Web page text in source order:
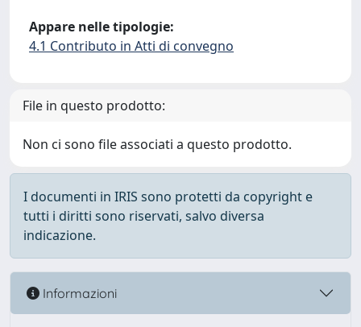
Appare nelle tipologie:
4.1 Contributo in Atti di convegno
File in questo prodotto:
Non ci sono file associati a questo prodotto.
I documenti in IRIS sono protetti da copyright e
tutti i diritti sono riservati, salvo diversa
indicazione.
Informazioni